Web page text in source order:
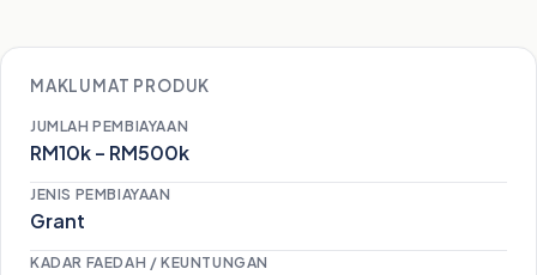
MAKLUMAT PRODUK
JUMLAH PEMBIAYAAN
RM10k – RM500k
JENIS PEMBIAYAAN
Grant
KADAR FAEDAH / KEUNTUNGAN